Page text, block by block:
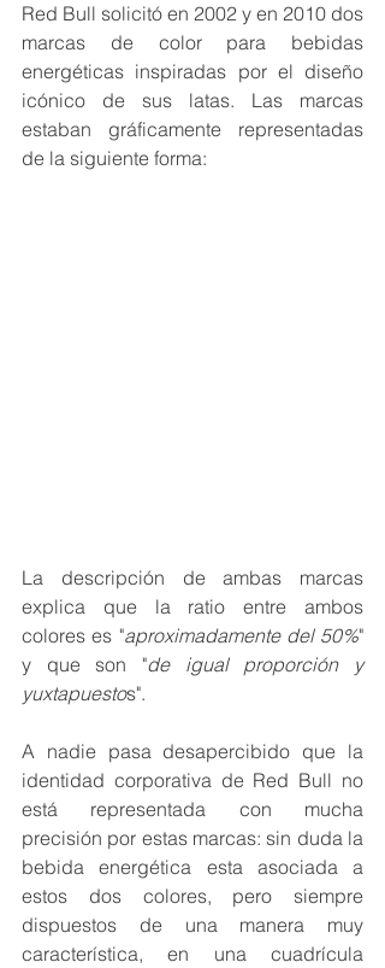
Red Bull solicitó en 2002 y en 2010 dos
marcas de color para bebidas
energéticas inspiradas por el diseño
icónico de sus latas. Las marcas
estaban gráficamente representadas
de la siguiente forma:
La descripción de ambas marcas
explica que la ratio entre ambos
colores es "aproximadamente del 50%"
y que son "de igual proporción y
yuxtapuestos".
A nadie pasa desapercibido que la
identidad corporativa de Red Bull no
está representada con mucha
precisión por estas marcas: sin duda la
bebida energética esta asociada a
estos dos colores, pero siempre
dispuestos de una manera muy
característica, en una cuadrícula